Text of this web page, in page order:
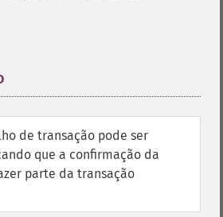
de transação pode ser
que a confirmação da
parte da transação